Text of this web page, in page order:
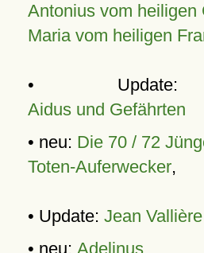
Antonius vom heiligen
Maria vom heiligen
•
Aidus und Gefährten
• neu: Die 70 / 72
Toten-Auferwecker,
• Update: Jean Vallière
• neu: Adelinus